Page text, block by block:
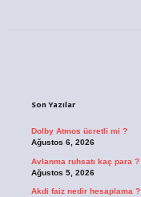
Son Yazılar
Dolby Atmos ücretli mi ?
Ağustos 6, 2026
Avlanma ruhsatı kaç para ?
Ağustos 5, 2026
Akdi faiz nedir hesaplama ?